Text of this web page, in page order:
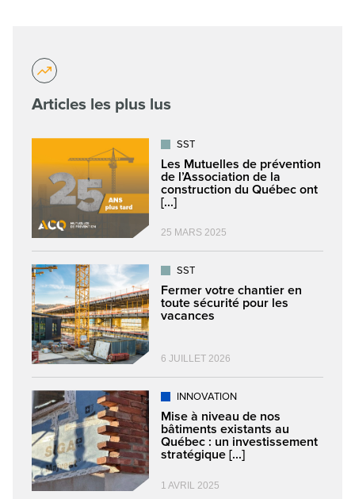
Articles les plus lus
SST
Les Mutuelles de prévention
de l’Association de la
construction du Québec ont
[...]
25 MARS 2025
SST
Fermer votre chantier en
toute sécurité pour les
vacances
6 JUILLET 2026
INNOVATION
Mise à niveau de nos
bâtiments existants au
Québec : un investissement
stratégique [...]
1 AVRIL 2025